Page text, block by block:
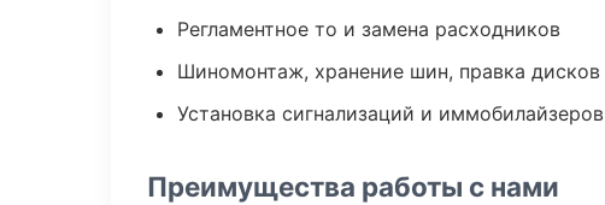
Регламентное то и замена расходников
Шиномонтаж, хранение шин, правка дисков
Установка сигнализаций и иммобилайзеров
Преимущества работы с нами